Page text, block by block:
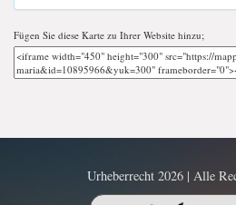
Fügen Sie diese Karte zu Ihrer Website hinzu;
Urheberrecht 2026 | Alle